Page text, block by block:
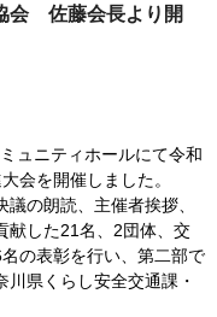
会 佐藤会長より開
ュニティホールにて令和
会を開催しました。
の朗読、主催者挨拶、
献した21名、2団体、交
の表彰を行い、第二部で
県くらし安全交通課・